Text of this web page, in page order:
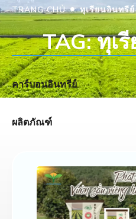
คาร์บอนอินทรีย์
ผลิตภัณฑ์
TRANG CHỦ•ทุเรียนอินทรีย์
TAG: ทุเ